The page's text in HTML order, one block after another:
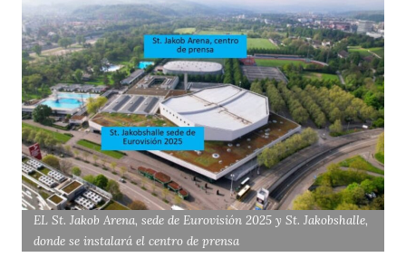
EL St. Jakob Arena, sede de Eurovisión 2025 y St. Jakobshalle,
donde se instalará el centro de prensa